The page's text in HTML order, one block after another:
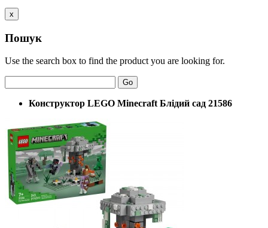
x
Пошук
Use the search box to find the product you are looking for.
Go
Конструктор LEGO Minecraft Блідий сад 21586